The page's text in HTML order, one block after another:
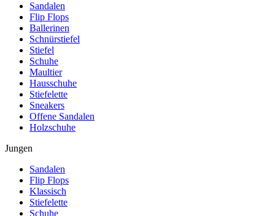
Sandalen
Flip Flops
Ballerinen
Schnürstiefel
Stiefel
Schuhe
Maultier
Hausschuhe
Stiefelette
Sneakers
Offene Sandalen
Holzschuhe
Jungen
Sandalen
Flip Flops
Klassisch
Stiefelette
Schuhe